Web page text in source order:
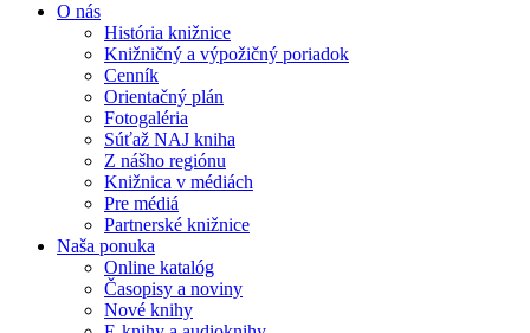
O nás
História knižnice
Knižničný a výpožičný poriadok
Cenník
Orientačný plán
Fotogaléria
Súťaž NAJ kniha
Z nášho regiónu
Knižnica v médiách
Pre médiá
Partnerské knižnice
Naša ponuka
Online katalóg
Časopisy a noviny
Nové knihy